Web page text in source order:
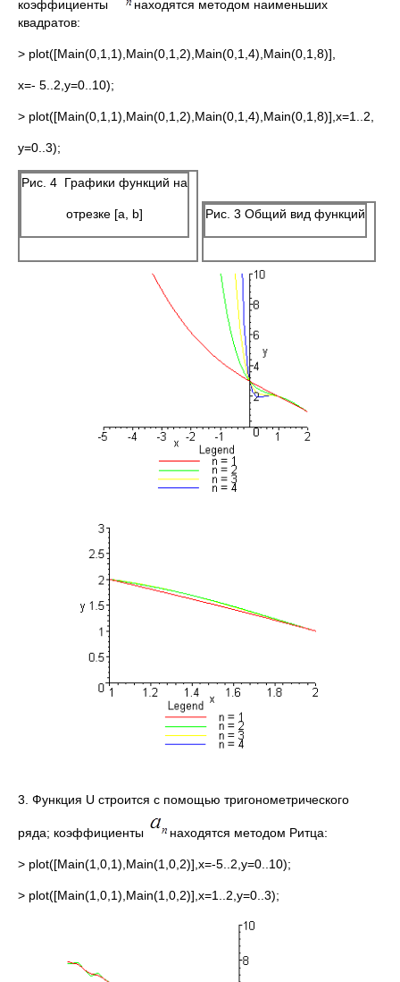
коэффициенты
находятся методом наименьших
квадратов:
> plot([Main(0,1,1),Main(0,1,2),Main(0,1,4),Main(0,1,8)],
x=- 5..2,y=0..10);
> plot([Main(0,1,1),Main(0,1,2),Main(0,1,4),Main(0,1,8)],x=1..2,
y=0..3);
Рис. 4 Графики функций на
отрезке [a, b] Рис. 3 Общий вид функций
3. Функция U строится с помощью тригонометрического
ряда; коэффициенты находятся методом Ритца:
> plot([Main(1,0,1),Main(1,0,2)],x=-5..2,y=0..10);
> plot([Main(1,0,1),Main(1,0,2)],x=1..2,y=0..3);